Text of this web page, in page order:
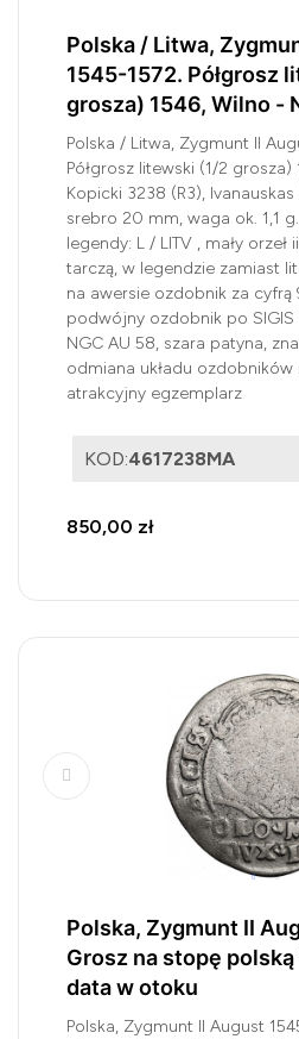
Polska / Litwa,
1545-1572. Półgrosz
grosza) 1546, Wilno -
Polska / Litwa, Zygmunt II
Półgrosz litewski (1/2 grosza)
Kopicki 3238 (R3),
srebro 20 mm, waga ok. 1,1
legendy: L / LITV , mały orzeł
tarczą, w legendzie zamiast
na awersie ozdobnik za cyfrą
podwójny ozdobnik po SIGIS
NGC AU 58, szara patyna,
odmiana układu
atrakcyjny egzemplarz
KOD:4617238MA
850,00 zł
Polska, Zygmunt II
Grosz na stopę
data w otoku
Polska, Zygmunt II August